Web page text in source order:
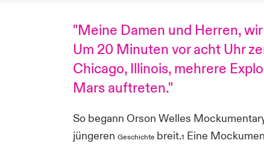
"Meine Damen und Herren,
Um 20 Minuten vor acht Uhr
Chicago, Illinois, mehrere
Mars auftreten."
So begann Orson Welles
jüngeren Geschichte breit.1 Eine